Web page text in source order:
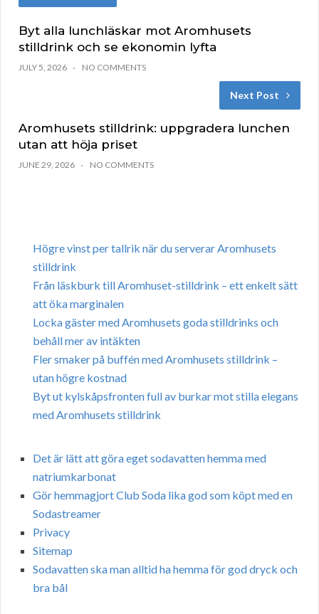
Byt alla lunchläskar mot Aromhusets
stilldrink och se ekonomin lyfta
JULY 5, 2026 NO COMMENTS
Next Post
Aromhusets stilldrink: uppgradera lunchen
utan att höja priset
JUNE 29, 2026 NO COMMENTS
Högre vinst per tallrik när du serverar Aromhusets
stilldrink
Från läskburk till Aromhuset-stilldrink – ett enkelt sätt
att öka marginalen
Locka gäster med Aromhusets goda stilldrinks och
behåll mer av intäkten
Fler smaker på buffén med Aromhusets stilldrink –
utan högre kostnad
Byt ut kylskåpsfronten full av burkar mot stilla elegans
med Aromhusets stilldrink
Det är lätt att göra eget sodavatten hemma med
natriumkarbonat
Gör hemmagjort Club Soda lika god som köpt med en
Sodastreamer
Privacy
Sitemap
Sodavatten ska man alltid ha hemma för god dryck och
bra bål